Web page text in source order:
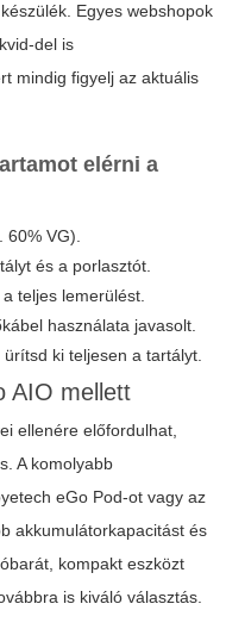
Egyes webshopok
del is
mindig figyelj az aktuális
elérni a
60% VG).
és a porlasztót.
teljes lemerülést.
használata javasolt.
ki teljesen a tartályt.
AIO mellett
ellenére előfordulhat,
A komolyabb
eGo Pod-ot vagy az
akkumulátorkapacitást és
kompakt eszközt
is kiváló választás.